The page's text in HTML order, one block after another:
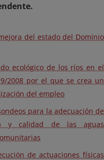
del estado del Dominio
ecológico de los ríos en el
2008 por el que se crea un
del empleo
para la adecuación de
y calidad de las aguas
de actuaciones físicas